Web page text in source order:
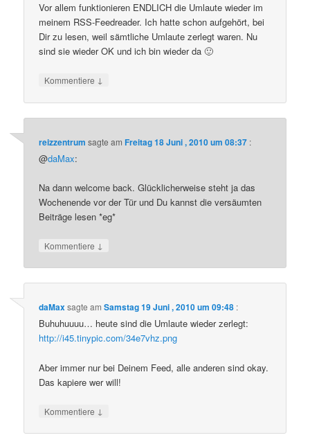
Vor allem funktionieren ENDLICH die Umlaute wieder im
meinem RSS-Feedreader. Ich hatte schon aufgehört, bei
Dir zu lesen, weil sämtliche Umlaute zerlegt waren. Nu
sind sie wieder OK und ich bin wieder da 🙂
Kommentiere ↓
reizzentrum sagte amFreitag 18 Juni , 2010 um 08:37 :
@daMax:
Na dann welcome back. Glücklicherweise steht ja das
Wochenende vor der Tür und Du kannst die versäumten
Beiträge lesen *eg*
Kommentiere ↓
daMaxsagte amSamstag 19 Juni , 2010 um 09:48 :
Buhuhuuuu… heute sind die Umlaute wieder zerlegt:
http://i45.tinypic.com/34e7vhz.png
Aber immer nur bei Deinem Feed, alle anderen sind okay.
Das kapiere wer will!
Kommentiere ↓